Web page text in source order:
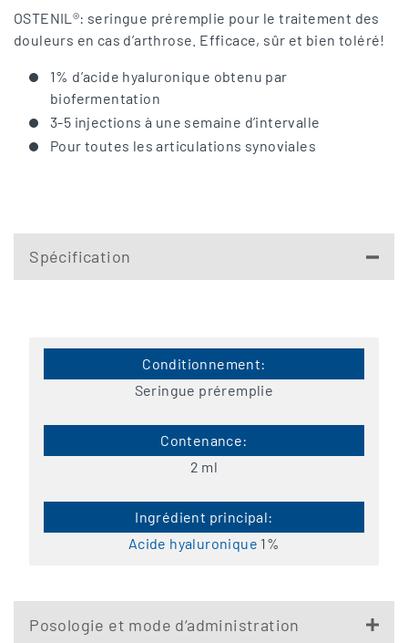
OSTENIL®: seringue préremplie pour le traitement des
douleurs en cas d’arthrose. Efficace, sûr et bien toléré!
1% d’acide hyaluronique obtenu par
biofermentation
3-5 injections à une semaine d’intervalle
Pour toutes les articulations synoviales
Spécification
Seringue préremplie
2 ml
Acide hyaluronique 1%
Posologie et mode d‘administration